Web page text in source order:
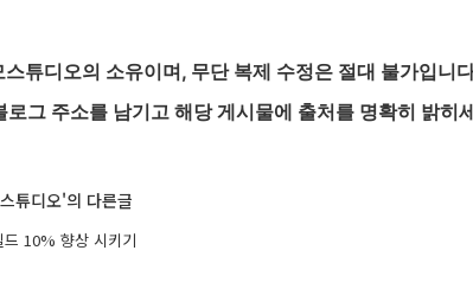
튜디오의 소유이며, 무단 복제 수정은 절대 불가입니
로그 주소를 남기고 해당 게시물에 출처를 명확히 밝히
튜디오'의 다른글
드 10% 향상 시키기